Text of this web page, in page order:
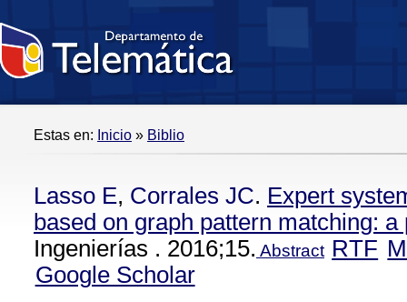
Estas en: Inicio » Biblio
Lasso E, Corrales JC. Expert
based on graph pattern matching: a
Ingenierías . 2016;15. Abstract RTF
Google Scholar